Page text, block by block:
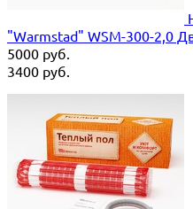
"Warmstad" WSM-300-2,0
5000 руб.
3400 руб.